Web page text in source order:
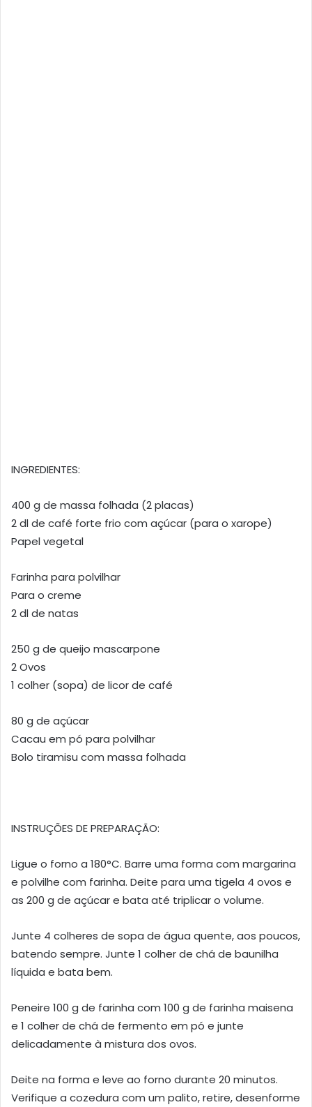
INGREDIENTES:
400 g de massa folhada (2 placas)
2 dl de café forte frio com açúcar (para o xarope)
Papel vegetal
Farinha para polvilhar
Para o creme
2 dl de natas
250 g de queijo mascarpone
2 Ovos
1 colher (sopa) de licor de café
80 g de açúcar
Cacau em pó para polvilhar
Bolo tiramisu com massa folhada
INSTRUÇÕES DE PREPARAÇÃO:
Ligue o forno a 180°C. Barre uma forma com margarina
e polvilhe com farinha. Deite para uma tigela 4 ovos e
as 200 g de açúcar e bata até triplicar o volume.
Junte 4 colheres de sopa de água quente, aos poucos,
batendo sempre. Junte 1 colher de chá de baunilha
líquida e bata bem.
Peneire 100 g de farinha com 100 g de farinha maisena
e 1 colher de chá de fermento em pó e junte
delicadamente à mistura dos ovos.
Deite na forma e leve ao forno durante 20 minutos.
Verifique a cozedura com um palito, retire, desenforme